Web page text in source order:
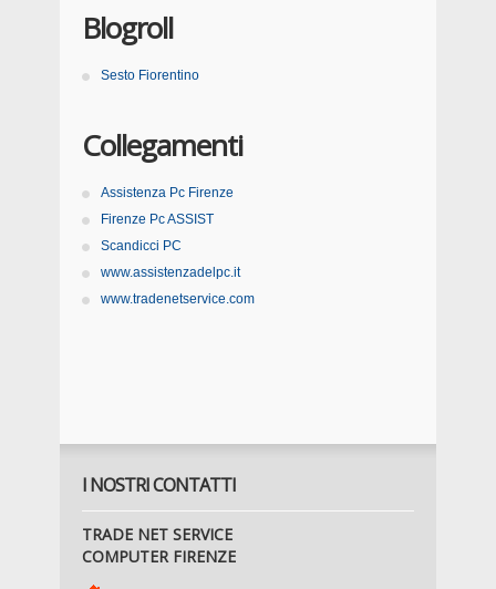
Blogroll
Sesto Fiorentino
Collegamenti
Assistenza Pc Firenze
Firenze Pc ASSIST
Scandicci PC
www.assistenzadelpc.it
www.tradenetservice.com
I NOSTRI CONTATTI
TRADE NET SERVICE
COMPUTER FIRENZE